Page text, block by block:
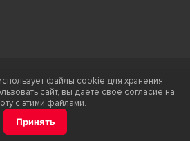
2026
знака "Терра" является ООО "Атлас-
файлы cookie для хранения
сайт, вы даете свое согласие на
с этими файлами.
Принять